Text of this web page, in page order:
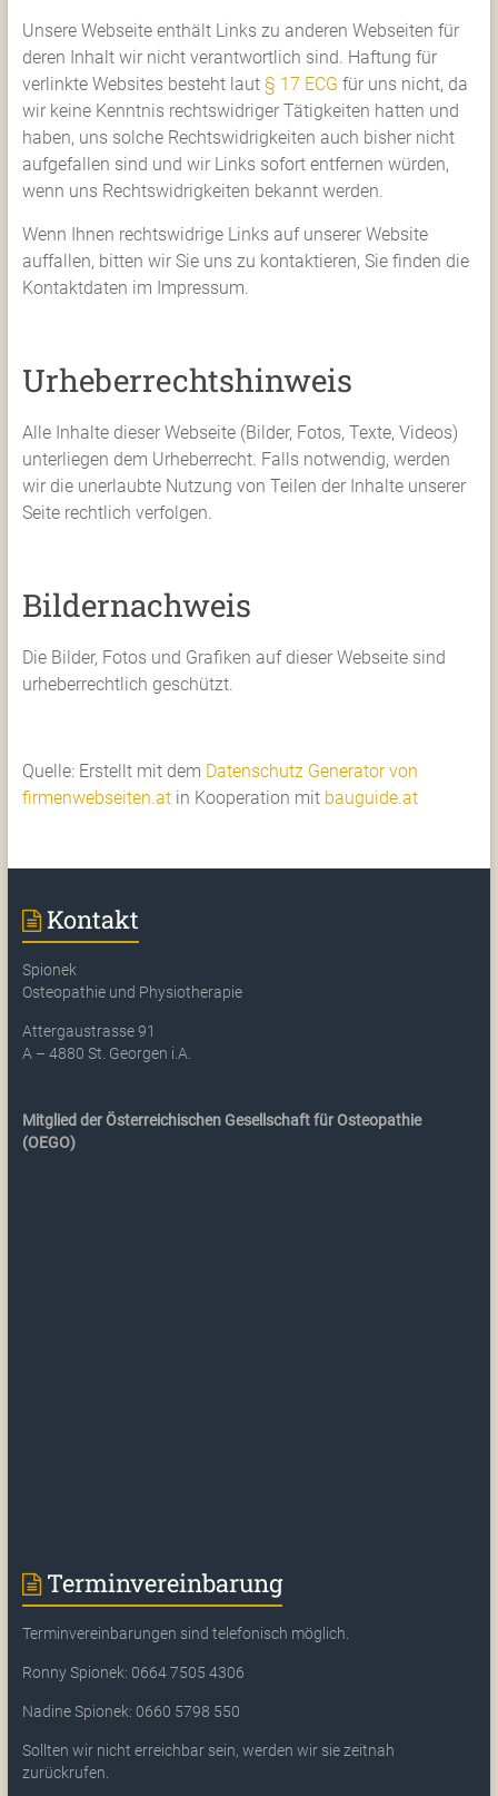
Unsere Webseite enthält Links zu anderen Webseiten für
deren Inhalt wir nicht verantwortlich sind. Haftung für
verlinkte Websites besteht laut § 17 ECG für uns nicht, da
wir keine Kenntnis rechtswidriger Tätigkeiten hatten und
haben, uns solche Rechtswidrigkeiten auch bisher nicht
aufgefallen sind und wir Links sofort entfernen würden,
wenn uns Rechtswidrigkeiten bekannt werden.
Wenn Ihnen rechtswidrige Links auf unserer Website
auffallen, bitten wir Sie uns zu kontaktieren, Sie finden die
Kontaktdaten im Impressum.
Urheberrechtshinweis
Alle Inhalte dieser Webseite (Bilder, Fotos, Texte, Videos)
unterliegen dem Urheberrecht. Falls notwendig, werden
wir die unerlaubte Nutzung von Teilen der Inhalte unserer
Seite rechtlich verfolgen.
Bildernachweis
Die Bilder, Fotos und Grafiken auf dieser Webseite sind
urheberrechtlich geschützt.
Quelle: Erstellt mit dem Datenschutz Generator von
firmenwebseiten.atin Kooperation mit bauguide.at
Kontakt
Spionek
Osteopathie und Physiotherapie
Attergaustrasse 91
A – 4880 St. Georgen i.A.
Mitglied der Österreichischen Gesellschaft für Osteopathie
(OEGO)
Terminvereinbarung
Terminvereinbarungen sind telefonisch möglich.
Ronny Spionek: 0664 7505 4306
Nadine Spionek: 0660 5798 550
Sollten wir nicht erreichbar sein, werden wir sie zeitnah
zurückrufen.